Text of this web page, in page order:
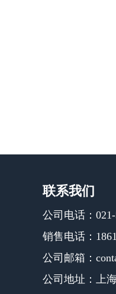
联系我们
公司电话：021-
销售电话：
公司邮箱：
公司地址：上